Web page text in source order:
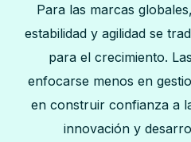
Para las marcas
estabilidad y agilidad se
para el crecimiento.
enfocarse menos en
en construir confianza a
innovación y